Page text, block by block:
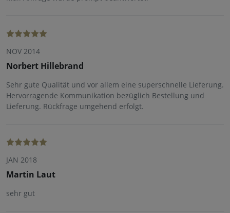
NOV 2014
Norbert Hillebrand
Sehr gute Qualität und vor allem eine superschnelle Lieferung.
Hervorragende Kommunikation bezüglich Bestellung und
Lieferung. Rückfrage umgehend erfolgt.
JAN 2018
Martin Laut
sehr gut